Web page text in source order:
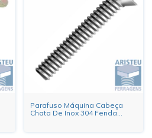
Parafuso Máquina Cabeça
Chata De Inox 304 Fenda